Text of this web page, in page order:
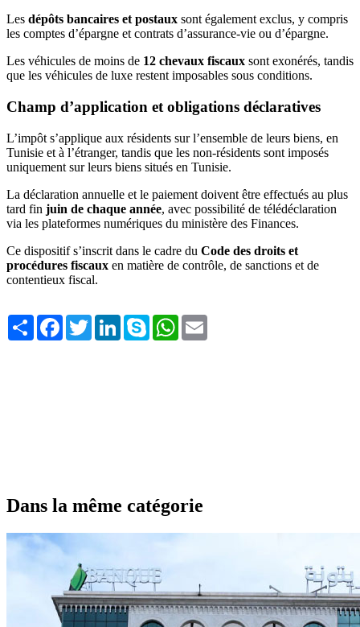
Les dépôts bancaires et postaux sont également exclus, y compris
les comptes d’épargne et contrats d’assurance-vie ou d’épargne.
Les véhicules de moins de 12 chevaux fiscaux sont exonérés, tandis
que les véhicules de luxe restent imposables sous conditions.
Champ d’application et obligations déclaratives
L’impôt s’applique aux résidents sur l’ensemble de leurs biens, en
Tunisie et à l’étranger, tandis que les non-résidents sont imposés
uniquement sur leurs biens situés en Tunisie.
La déclaration annuelle et le paiement doivent être effectués au plus
tard fin juin de chaque année, avec possibilité de télédéclaration
via les plateformes numériques du ministère des Finances.
Ce dispositif s’inscrit dans le cadre du Code des droits et
procédures fiscaux en matière de contrôle, de sanctions et de
contentieux fiscal.
Share FacebookTwitterLinkedInSkype WhatsApp
Dans la même catégorie